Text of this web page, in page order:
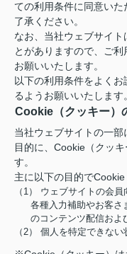
ての利用条件に同意い
了承ください。
なお、当社ウェブサイ
とがありますので、ご
お願いいたします。
以下の利用条件をよく
るようお願いいたします。
Cookie（クッキー）
当社ウェブサイトの一
目的に、Cookie（クッ
す。
主に以下の目的で
（1） ウェブサイトの会
各種入力補助やお客さ
のコンテンツ配信およ
（2） 個人を特定できな